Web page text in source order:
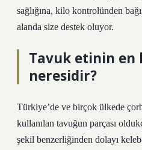
sağlığına, kilo kontrolünden
alanda size destek oluyor.
Tavuk etinin en
neresidir?
Türkiye’de ve birçok ülkede
kullanılan tavuğun parçası
şekil benzerliğinden dolayı